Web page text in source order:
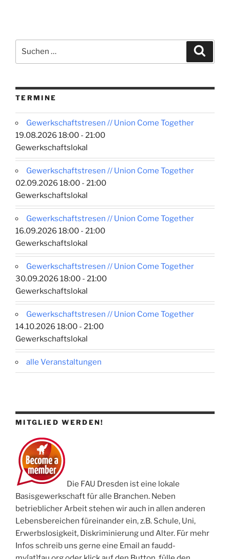
nach:
TERMINE
Gewerkschaftstresen // Union Come Together
19.08.2026 18:00 - 21:00
Gewerkschaftslokal
Gewerkschaftstresen // Union Come Together
02.09.2026 18:00 - 21:00
Gewerkschaftslokal
Gewerkschaftstresen // Union Come Together
16.09.2026 18:00 - 21:00
Gewerkschaftslokal
Gewerkschaftstresen // Union Come Together
30.09.2026 18:00 - 21:00
Gewerkschaftslokal
Gewerkschaftstresen // Union Come Together
14.10.2026 18:00 - 21:00
Gewerkschaftslokal
alle Veranstaltungen
MITGLIED WERDEN!
Die FAU Dresden ist eine lokale
Basisgewerkschaft für alle Branchen. Neben
betrieblicher Arbeit stehen wir auch in allen anderen
Lebensbereichen füreinander ein, z.B. Schule, Uni,
Erwerbslosigkeit, Diskriminierung und Alter. Für mehr
Infos schreib uns gerne eine Email an faudd-